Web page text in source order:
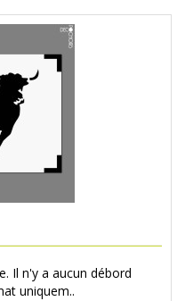
Il n'y a aucun débord
uniquem..